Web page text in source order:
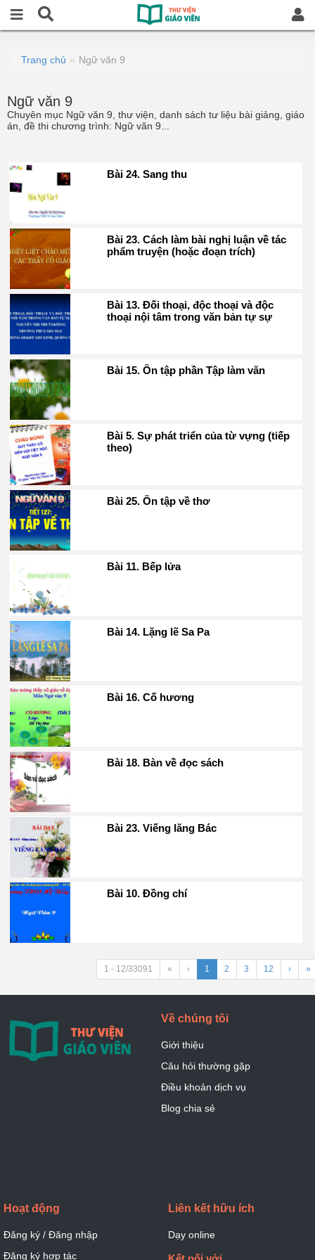
Trang chủ Ngữ văn 9
Ngữ văn 9
Chuyên mục Ngữ văn 9, thư viện, danh sách tư liệu bài giảng, giáo
án, đề thi chương trình: Ngữ văn 9...
Bài 24. Sang thu
Bài 23. Cách làm bài nghị luận về tác
phẩm truyện (hoặc đoạn trích)
Bài 13. Đối thoại, độc thoại và độc
thoại nội tâm trong văn bản tự sự
Bài 15. Ôn tập phần Tập làm văn
Bài 5. Sự phát triển của từ vựng (tiếp
theo)
Bài 25. Ôn tập về thơ
Bài 11. Bếp lửa
Bài 14. Lặng lẽ Sa Pa
Bài 16. Cố hương
Bài 18. Bàn về đọc sách
Bài 23. Viếng lăng Bác
Bài 10. Đồng chí
1 - 12/33091 « ‹ 1 2 3 12 › »
Về chúng tôi
Giới thiệu
Câu hỏi thường gặp
Điều khoản dịch vụ
Blog chia sẻ
Hoạt động
Đăng ký / Đăng nhập
Đăng ký hợp tác
Liên kết hữu ích
Dạy online